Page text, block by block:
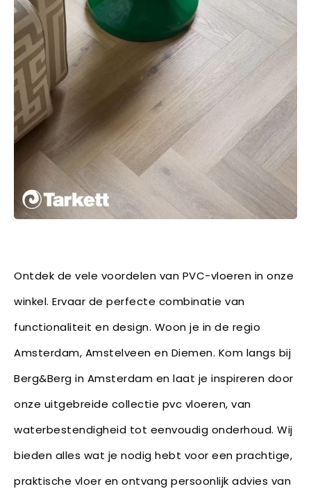
Ontdek de vele voordelen van PVC-vloeren in onze
winkel. Ervaar de perfecte combinatie van
functionaliteit en design. Woon je in de regio
Amsterdam, Amstelveen en Diemen. Kom langs bij
Berg&Berg in Amsterdam en laat je inspireren door
onze uitgebreide collectie pvc vloeren, van
waterbestendigheid tot eenvoudig onderhoud. Wij
bieden alles wat je nodig hebt voor een prachtige,
praktische vloer en ontvang persoonlijk advies van